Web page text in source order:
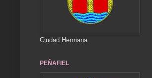
Ciudad Hermana
PEÑAFIEL